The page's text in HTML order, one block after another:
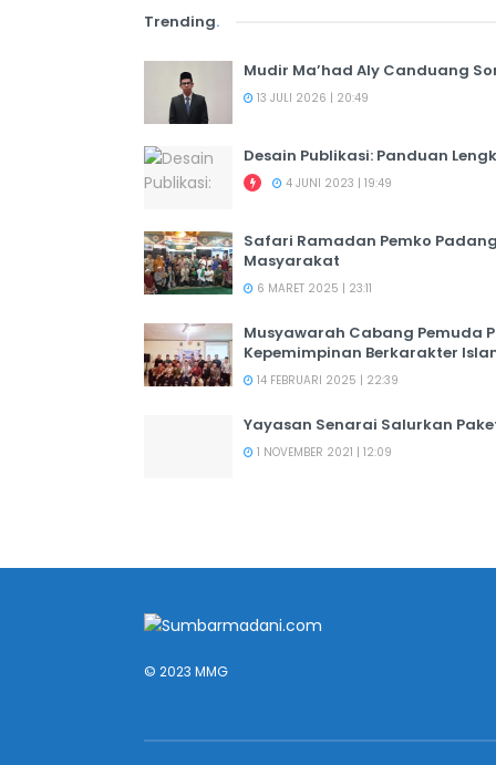
Trending.
Mudir Ma’had Aly Canduang
13 JULI 2026 | 20:49
Desain Publikasi: Panduan
4 JUNI 2023 | 19:49
Safari Ramadan Pemko
Masyarakat
6 MARET 2025 | 23:11
Musyawarah Cabang Pemuda
Kepemimpinan Berkarakter
14 FEBRUARI 2025 | 22:39
Yayasan Senarai Salurkan
1 NOVEMBER 2021 | 12:09
© 2023 MMG